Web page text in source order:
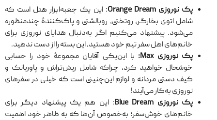
پک نوروزی Orange Dream
: این یک جعبه‌ابزار هتل است که
شامل اتوی بخارگر، روتختی، روبالشتی و پاک‌کنندهٔ چندمنظوره
می‌شود. پیشنهاد می‌کنیم اگر به‌دنبال هدایای نوروزی برای
خانم‌های اهل سفر تیم خود هستید، این بسته را از دست ندهید.
پک نوروزی Max:
با این‌یکی آقایان مجموعهٔ خود را حسابی
خوشحال خواهید کرد، چراکه شامل ریش‌تراش و پاوربانک و
کیف دستی مردانه و لوازم این‌چنینی است که خیلی در سفرهای
نوروزی به‌کار می‌آیند!
پک نوروزی Blue Dream
: این هم یک پیشنهاد دیگر برای
خانم‌های خوش‌سفر؛ به‌خصوص آن‌ها که به ظاهر خود اهمیت